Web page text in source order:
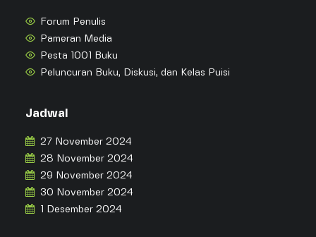
Forum Penulis
Pameran Media
Pesta 1001 Buku
Peluncuran Buku, Diskusi, dan Kelas Puisi
Jadwal
27 November 2024
28 November 2024
29 November 2024
30 November 2024
1 Desember 2024